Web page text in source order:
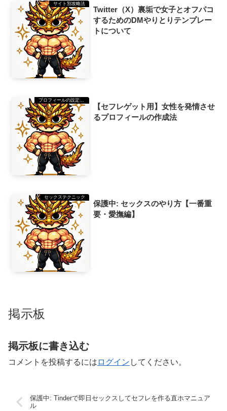
サイト別攻略法
Twitter（X）裏垢で女子とオフパコ
するためのDMやりとりテンプレー
トについて
プロフィールの設定方法
【セフレゲット用】女性を発情させ
るプロフィールの作成法
セックステクニック
保護中: セックスのやり方【一番重
要・愛撫編】
掲示板
掲示板に書き込む
コメントを投稿するには ログイン してください。
保護中: Tinderで即日セックスしてセフレを作る直ホマニュア
ル